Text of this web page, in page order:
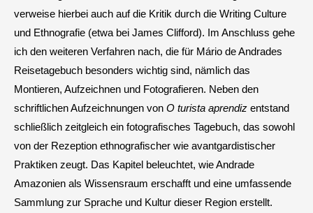
verweise hierbei auch auf die Kritik durch die Writing Culture
und Ethnografie (etwa bei James Clifford). Im Anschluss gehe
ich den weiteren Verfahren nach, die für Mário de Andrades
Reisetagebuch besonders wichtig sind, nämlich das
Montieren, Aufzeichnen und Fotografieren. Neben den
schriftlichen Aufzeichnungen von O turista aprendiz entstand
schließlich zeitgleich ein fotografisches Tagebuch, das sowohl
von der Rezeption ethnografischer wie avantgardistischer
Praktiken zeugt. Das Kapitel beleuchtet, wie Andrade
Amazonien als Wissensraum erschafft und eine umfassende
Sammlung zur Sprache und Kultur dieser Region erstellt.